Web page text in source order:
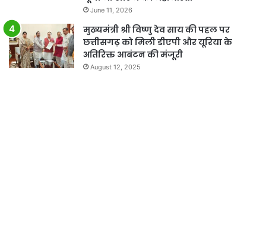
June 11, 2026
मुख्यमंत्री श्री विष्णु देव साय की पहल पर
छत्तीसगढ़ को मिली डीएपी और यूरिया के
अतिरिक्त आबंटन की मंजूरी
August 12, 2025